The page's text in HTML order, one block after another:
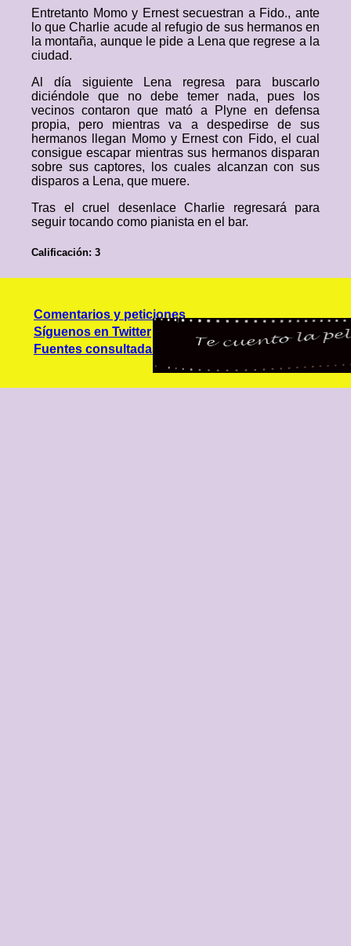
Entretanto Momo y Ernest secuestran a Fido., ante
lo que Charlie acude al refugio de sus hermanos en
la montaña, aunque le pide a Lena que regrese a la
ciudad.
Al día siguiente Lena regresa para buscarlo
diciéndole que no debe temer nada, pues los
vecinos contaron que mató a Plyne en defensa
propia, pero mientras va a despedirse de sus
hermanos llegan Momo y Ernest con Fido, el cual
consigue escapar mientras sus hermanos disparan
sobre sus captores, los cuales alcanzan con sus
disparos a Lena, que muere.
Tras el cruel desenlace Charlie regresará para
seguir tocando como pianista en el bar.
Calificación: 3
Comentarios y peticiones
Síguenos en Twitter
Fuentes consultadas